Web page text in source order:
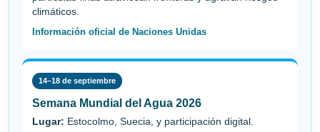
climáticos.
Información oficial de Naciones Unidas
14–18 de septiembre
Semana Mundial del Agua 2026
Lugar: Estocolmo, Suecia, y participación digital.